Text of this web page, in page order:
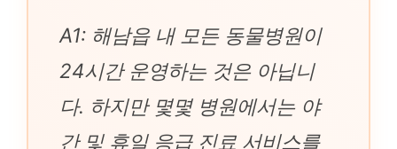
A1: 해남읍 내 모든 동물병원이
24시간 운영하는 것은 아닙니
다. 하지만 몇몇 병원에서는 야
간 및 휴일 응급 진료 서비스를